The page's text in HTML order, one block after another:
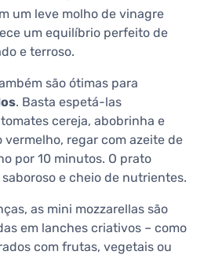
um leve molho de vinagre
um equilíbrio perfeito de
e terroso.
são ótimas para
. Basta espetá-las
cereja, abobrinha e
regar com azeite de
por 10 minutos. O prato
e cheio de nutrientes.
as mini mozzarellas são
em lanches criativos – como
com frutas, vegetais ou